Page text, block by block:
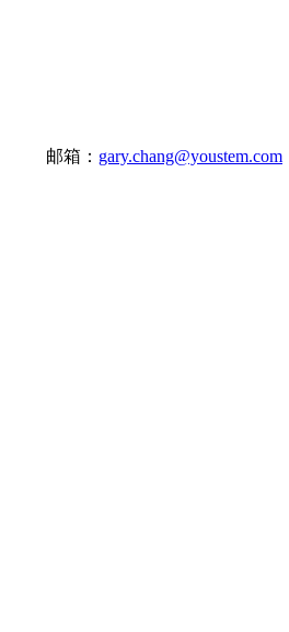
邮箱： gary.chang@youstem.com